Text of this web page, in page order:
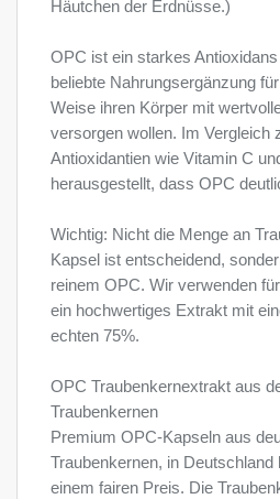
Häutchen der Erdnüsse.)
OPC ist ein starkes
beliebte Nahrungsergänzung
Weise ihren Körper mit
versorgen wollen. Im Vergleich
Antioxidantien wie Vitamin C
herausgestellt, dass OPC
Wichtig: Nicht die Menge an
Kapsel ist entscheidend,
reinem OPC. Wir verwenden
ein hochwertiges Extrakt mit
echten 75%.
OPC Traubenkernextrakt aus
Traubenkernen
Premium OPC-Kapseln aus
Traubenkernen, in Deutschland
einem fairen Preis. Die